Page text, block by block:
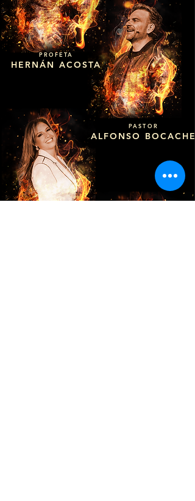
PROFETA
HERNÁN ACOSTA
PASTOR
ALFONSO BOCACHE